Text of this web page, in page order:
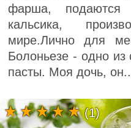
фарша,
кальсика,
мире.Лично для
Болоньезе - одно
пасты. Моя дочь,
(1)